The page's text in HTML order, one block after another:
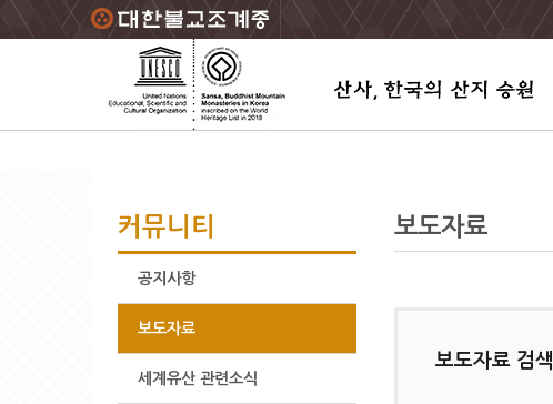
주요메뉴 바로가기
본문 바로가기
하단메뉴 바로가기
커뮤니티
공지사항
보도자료
세계유산 관련소식
보도자료
보도자료 검색